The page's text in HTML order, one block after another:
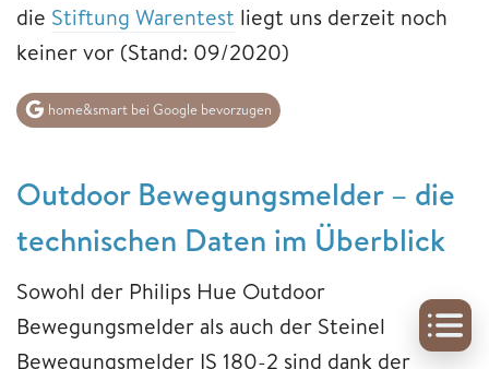
die Stiftung Warentest liegt uns derzeit noch
keiner vor (Stand: 09/2020)
home&smart bei Google bevorzugen
Outdoor Bewegungsmelder – die
technischen Daten im Überblick
Sowohl der Philips Hue Outdoor
Bewegungsmelder als auch der Steinel
Bewegungsmelder IS 180-2 sind dank der